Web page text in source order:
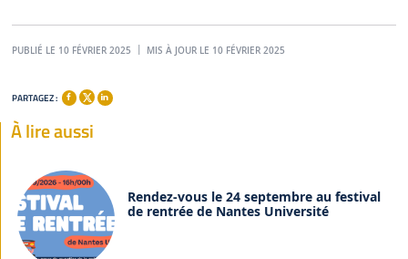
PUBLIÉ LE 10 FÉVRIER 2025 MIS À JOUR LE 10 FÉVRIER 2025
PARTAGEZ :
À lire aussi
Rendez-vous le 24 septembre au festival
de rentrée de Nantes Université